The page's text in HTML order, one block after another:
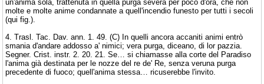
un'anima sola, trattenuta in quella purga severa per poco d'ora, che non
molte e molte anime condannate a quell'incendio funesto per tutti i secoli
(qui fig.).
4. Trasl. Tac. Dav. ann. 1. 49. (C) In quelli ancora accaniti animi entrò
smania d'andare addosso a' nimici; vera purga, diceano, di lor pazzia.
Segner. Crist. instr. 2. 20. 21. Se… si chiamasse alla corte del Paradiso
l'anima già destinata per le nozze del re de' Re, senza veruna purga
precedente di fuoco; quell'anima stessa… ricuserebbe l'invito.